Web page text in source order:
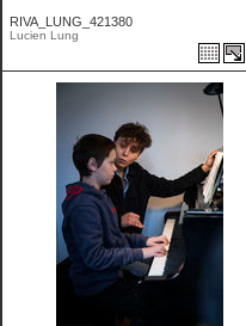
RIVA_LUNG_421380
Lucien Lung